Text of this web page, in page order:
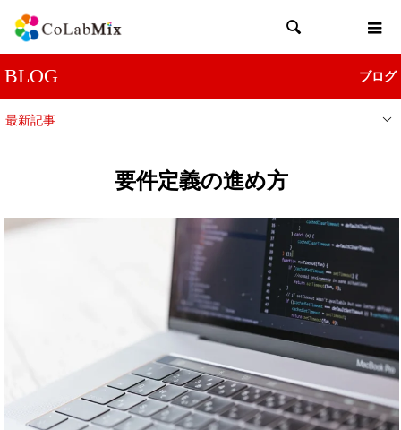

BLOG ブログ
最新記事
要件定義の進め方